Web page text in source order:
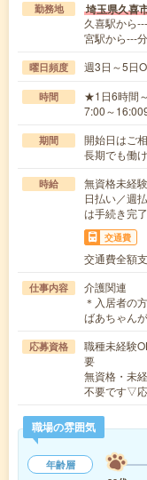
勤務地 埼玉県久喜
久喜駅から
宮駅から---
曜日頻度 週3日～5日
時間
★1日6時間
7:00～
期間
開始日はご
長期でも働
時給
無資格未経
日払い／週
は手続き完
交通費
交通費全額
仕事内容
介護関連
＊入居者の
ばあちゃん
応募資格
職種未経験
要
無資格・未
不要です▽
職場の雰囲気
年齢層